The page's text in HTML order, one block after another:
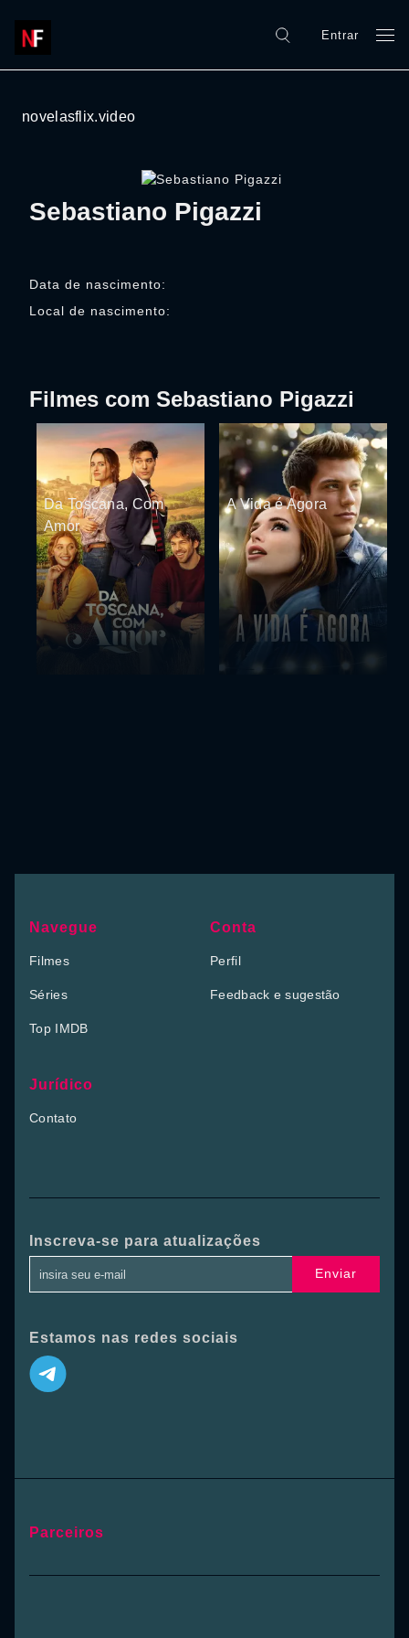
Entrar
novelasflix.video
Sebastiano Pigazzi
Data de nascimento:
Local de nascimento:
Filmes com Sebastiano Pigazzi
Da Toscana, Com
Amor
A Vida é Agora
Navegue
Filmes
Séries
Top IMDB
Conta
Perfil
Feedback e sugestão
Jurídico
Contato
Inscreva-se para atualizações
Enviar
Estamos nas redes sociais
Parceiros